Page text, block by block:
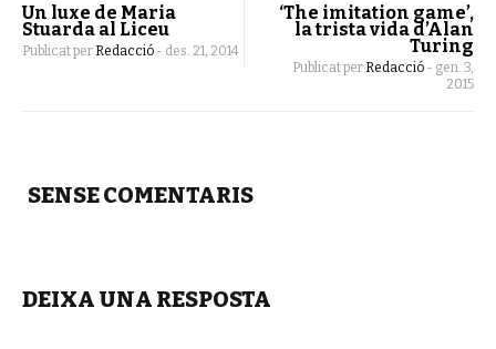
Un luxe de Maria
Stuarda al Liceu
Publicat per Redacció - des. 21, 2014
‘The imitation game’,
la trista vida d’Alan
Turing
Publicat per Redacció - gen. 3,
2015
SENSE COMENTARIS
DEIXA UNA RESPOSTA